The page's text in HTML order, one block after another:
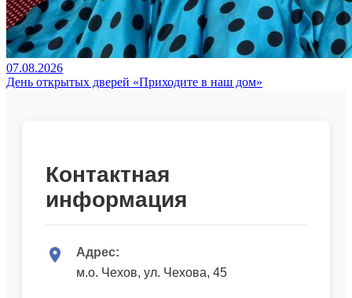
07.08.2026
День открытых дверей «Приходите в наш дом»
Контактная
информация
Адрес:
м.о. Чехов, ул. Чехова, 45